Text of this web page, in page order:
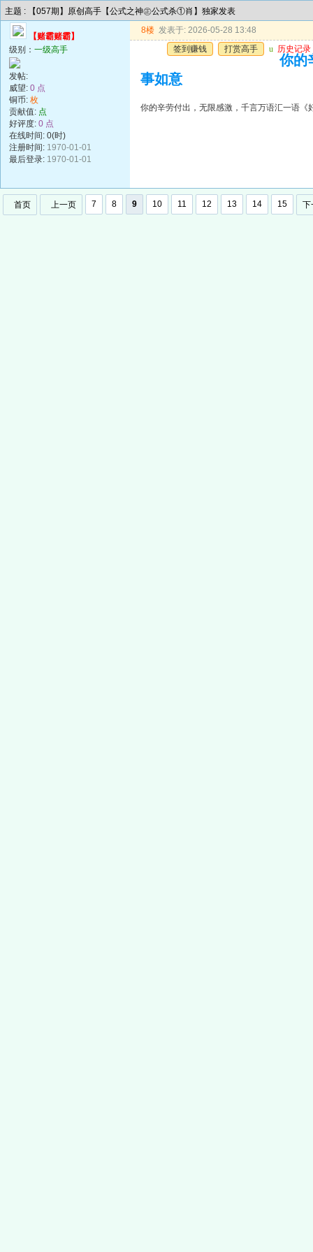
主题 : 【057期】原创高手【公式之神㊣公式杀①肖】独家发表
【赌霸赌霸】
级别： 一级高手
发帖:
威望: 0 点
铜币: 枚
贡献值: 点
好评度: 0 点
在线时间: 0(时)
注册时间: 1970-01-01
最后登录: 1970-01-01
8楼 发表于: 2026-05-28 13:48
签到赚钱
打赏高手 u 历史记录
你的
事如意
你的辛劳付出，无限感激，千言万语汇一语《
首页 上一页 7 8 9 10 11 12 13 14 15 下